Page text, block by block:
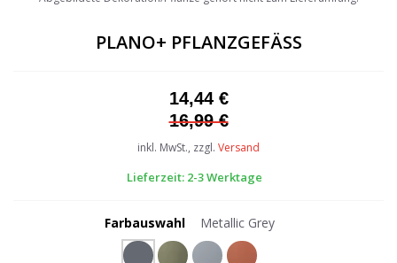
beginning
of
gallery
PLANO+ PFLANZGEFÄSS
14,44 €
16,99 €
inkl. MwSt., zzgl. Versand
Lieferzeit: 2-3 Werktage
Farbauswahl Metallic Grey